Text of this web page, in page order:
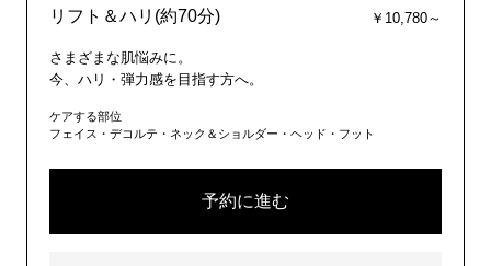
リフト＆ハリ(約70分)
￥10,780～
さまざまな肌悩みに。
今、ハリ・弾力感を目指す方へ。
ケアする部位
フェイス・デコルテ・ネック＆ショルダー・ヘッド・フット
予約に進む